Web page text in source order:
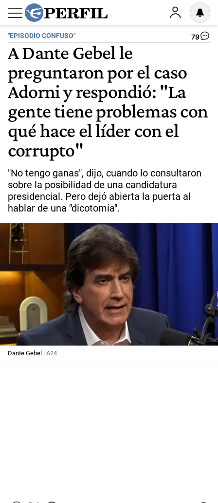
"EPISODIO CONFUSO" 79
A Dante Gebel le
preguntaron por el caso
Adorni y respondió: "La
gente tiene problemas con
qué hace el líder con el
corrupto"
"No tengo ganas", dijo, cuando lo consultaron
sobre la posibilidad de una candidatura
presidencial. Pero dejó abierta la puerta al
hablar de una "dicotomía".
Dante Gebel | A24